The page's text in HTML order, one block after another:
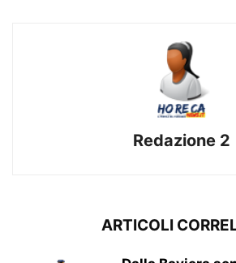
Redazione 2
ARTICOLI